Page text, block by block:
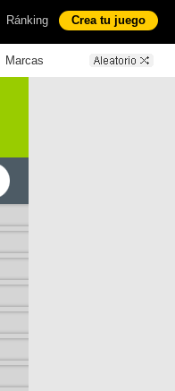
Ránking Crea tu juego
Marcas